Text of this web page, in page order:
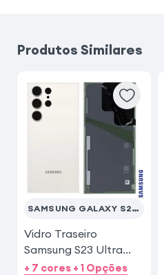
Produtos Similares
SAMSUNG GALAXY S23 ULTRA
Vidro Traseiro
Samsung S23 Ultra
Creme
+ 7 cores + 1 Opções